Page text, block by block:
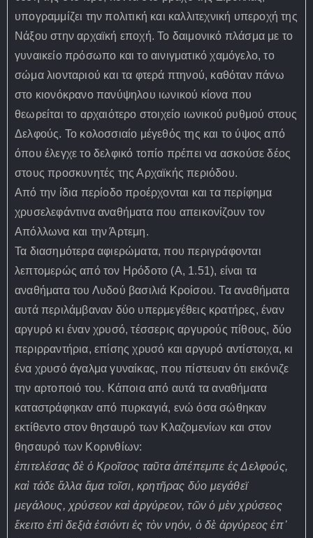
υπογραμμίζει την πολιτική και καλλιτεχνική υπεροχή της
Νάξου στην αρχαϊκή εποχή. Το δαιμονικό πλάσμα με το
γυναικείο πρόσωπο και το αινιγματικό χαμόγελο, το
σώμα λιονταριού και τα φτερά πτηνού, καθόταν πάνω
στο κιονόκρανο πανύψηλου ιωνικού κίονα που
θεωρείται το αρχαιότερο στοιχείο ιωνικού ρυθμού στους
Δελφούς. Το κολοσσιαίο μέγεθός της και το ύψος από
όπου έλεγχε το δελφικό τοπίο πρέπει να ασκούσε δέος
στους προσκυνητές της Αρχαϊκής περιόδου.
Από την ίδια περίοδο προέρχονται και τα περίφημα
χρυσελεφάντινα αναθήματα που απεικονίζουν τον
Απόλλωνα και την Άρτεμη.
Τα διασημότερα αφιερώματα, που περιγράφονται
λεπτομερώς από τον Ηρόδοτο (Α, 1.51), είναι τα
αναθήματα του Λυδού βασιλιά Κροίσου. Τα αναθήματα
αυτά περιλάμβαναν δύο υπερμεγέθεις κρατήρες, έναν
αργυρό κι έναν χρυσό, τέσσερις αργυρούς πίθους, δύο
περιρραντήρια, επίσης χρυσό και αργυρό αντίστοιχα, κι
ένα χρυσό άγαλμα γυναίκας, που πίστευαν ότι εικόνιζε
την αρτοποιό του. Κάποια από αυτά τα αναθήματα
καταστράφηκαν από πυρκαγιά, ενώ όσα σώθηκαν
εκτίθεντο στον θησαυρό των Κλαζομενίων και στον
θησαυρό των Κορινθίων:
ἐπιτελέσας δὲ ὁ Κροῖσος ταῦτα ἀπέπεμπε ἐς Δελφούς,
καὶ τάδε ἄλλα ἅμα τοῖσι, κρητῆρας δύο μεγάθεϊ
μεγάλους, χρύσεον καὶ ἀργύρεον, τῶν ὁ μὲν χρύσεος
ἔκειτο ἐπὶ δεξιὰ ἐσιόντι ἐς τὸν νηόν, ὁ δὲ ἀργύρεος ἐπ᾽